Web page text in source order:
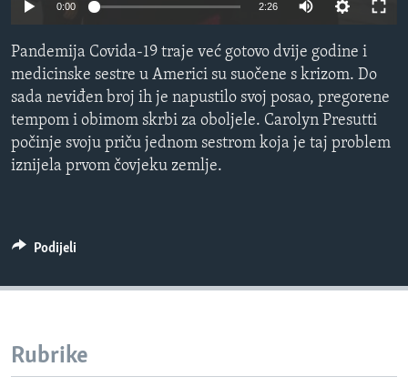
MAGAZIN
O GLASU AMERIKE
Learning English
PRATITE NAS
0:00 2:26
Pandemija Covida-19 traje već gotovo dvije godine i
medicinske sestre u Americi su suočene s krizom. Do
sada neviđen broj ih je napustilo svoj posao, pregorene
tempom i obimom skrbi za oboljele. Carolyn Presutti
počinje svoju priču jednom sestrom koja je taj problem
iznijela prvom čovjeku zemlje.
Podijeli
Rubrike